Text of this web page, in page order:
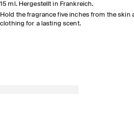
15 ml. Hergestellt in Frankreich.
Hold the fragrance five inches from the
clothing for a lasting scent.